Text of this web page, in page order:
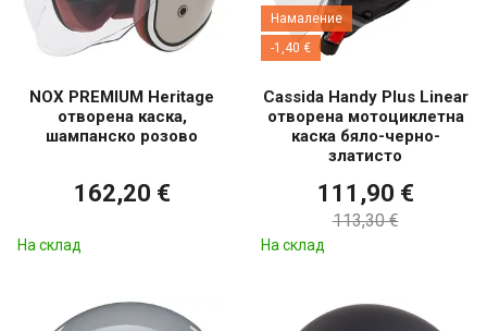
NOX PREMIUM Heritage
отворена каска,
шампанско розово
162,20 €
На склад
Намаление
-1,40 €
Cassida Handy Plus Linear
отворена мотоциклетна
каска бяло-черно-
златисто
111,90 €
113,30 €
На склад